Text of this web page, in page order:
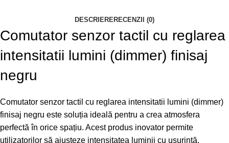
DESCRIERERECENZII (0)
Comutator senzor tactil cu reglarea
intensitatii lumini (dimmer) finisaj
negru
Comutator senzor tactil cu reglarea intensitatii lumini (dimmer)
finisaj negru este soluția ideală pentru a crea atmosfera
perfectă în orice spațiu. Acest produs inovator permite
utilizatorilor să ajusteze intensitatea luminii cu ușurință,